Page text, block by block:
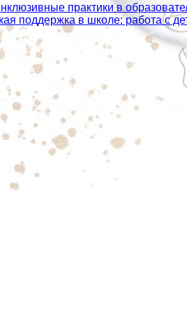
практики в
поддержка в школе: работа с